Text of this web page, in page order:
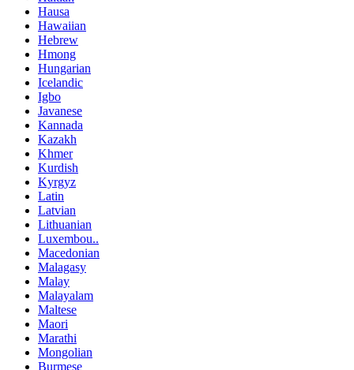
Hausa
Hawaiian
Hebrew
Hmong
Hungarian
Icelandic
Igbo
Javanese
Kannada
Kazakh
Khmer
Kurdish
Kyrgyz
Latin
Latvian
Lithuanian
Luxembou..
Macedonian
Malagasy
Malay
Malayalam
Maltese
Maori
Marathi
Mongolian
Burmese